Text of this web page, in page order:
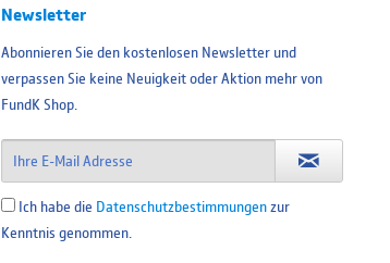
Newsletter
Abonnieren Sie den kostenlosen Newsletter und
verpassen Sie keine Neuigkeit oder Aktion mehr von
FundK Shop.
Ich habe die Datenschutzbestimmungenzur
Kenntnis genommen.